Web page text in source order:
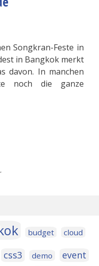
Songkran-Feste in
in Bangkok merkt
davon. In manchen
noch die ganze
budget cloud
css3 demo
event